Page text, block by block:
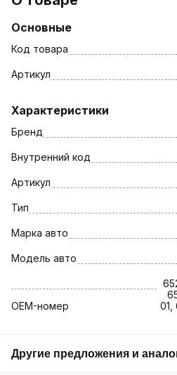
Основные
Код товара
Артикул
Характеристики
Бренд
Внутренний код
Артикул
Тип
Марка авто
Модель авто
OEM-номер
01,
Другие предложения и